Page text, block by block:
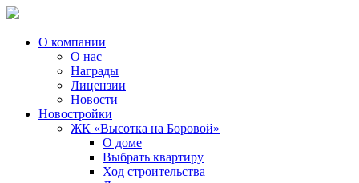
О компании
О нас
Награды
Лицензии
Новости
Новостройки
ЖК «Высотка на Боровой»
О доме
Выбрать квартиру
Ход строительства